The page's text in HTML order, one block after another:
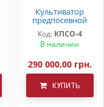
Культиватор
предпосевной
КПСО-4 ДЕМЕТРА
Код: КПСО-4
В наличии
290 000,00 грн.
КУПИТЬ